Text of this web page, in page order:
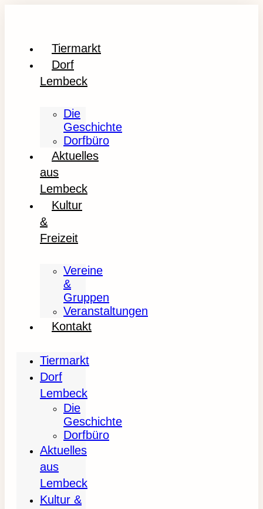
Tiermarkt
Dorf
Lembeck
Die
Geschichte
Dorfbüro
Aktuelles
aus
Lembeck
Kultur
&
Freizeit
Vereine
&
Gruppen
Veranstaltungen
Kontakt
Tiermarkt
Dorf
Lembeck
Die
Geschichte
Dorfbüro
Aktuelles
aus
Lembeck
Kultur &